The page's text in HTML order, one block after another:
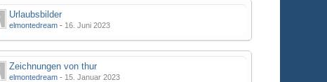
Urlaubsbilder
elmontedream - 16. Juni 2023
Zeichnungen von thur
elmontedream - 15. Januar 2023